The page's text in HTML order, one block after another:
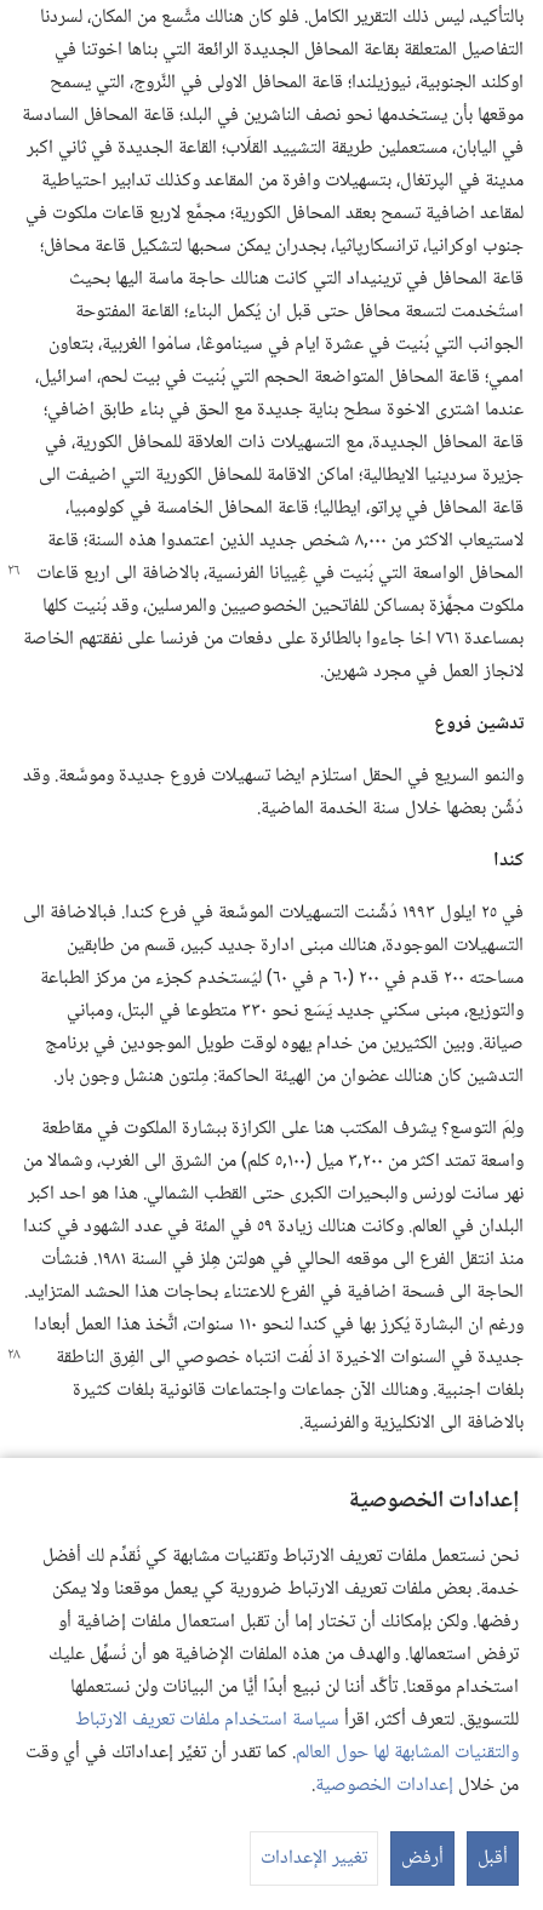
إعدادات الخصوصية
نحن نستعمل ملفات تعريف الارتباط وتقنيات مشابهة كي نُقدِّم لك أفضل
خدمة. بعض ملفات تعريف الارتباط ضرورية كي يعمل موقعنا ولا يمكن
رفضها. ولكن بإمكانك أن تختار إما أن تقبل استعمال ملفات إضافية أو
ترفض استعمالها. والهدف من هذه الملفات الإضافية هو أن نُسهِّل عليك
استخدام موقعنا. تأكَّد أننا لن نبيع أبدًا أيًّا من البيانات ولن نستعملها
للتسويق. لتعرف أكثر، اقرأسياسة استخدام ملفات تعريف الارتباط
والتقنيات المشابهة لها حول العالم. كما تقدر أن تغيِّر إعداداتك في أي وقت
من خلال إعدادات الخصوصية.
أقبل أرفض تغيير الإعدادات
بالتأكيد،‏ ليس ذلك التقرير الكامل.‏ فلو كان هنالك متَّسع من المكان،‏ لسردنا
التفاصيل المتعلقة بقاعة المحافل الجديدة الرائعة التي بناها اخوتنا في
اوكلند الجنوبية،‏ نيوزيلندا؛‏ قاعة المحافل الاولى في النَّروج،‏ التي يسمح
موقعها بأن يستخدمها نحو نصف الناشرين في البلد؛‏ قاعة المحافل السادسة
في اليابان،‏ مستعملين طريقة التشييد القلّاب؛‏ القاعة الجديدة في ثاني اكبر
مدينة في الپرتغال،‏ بتسهيلات وافرة من المقاعد وكذلك تدابير احتياطية
لمقاعد اضافية تسمح بعقد المحافل الكورية؛‏ مجمَّع لاربع قاعات ملكوت في
جنوب اوكرانيا،‏ ترانسكارپاثيا،‏ بجدران يمكن سحبها لتشكيل قاعة محافل؛‏
قاعة المحافل في ترينيداد التي كانت هنالك حاجة ماسة اليها بحيث
استُخدمت لتسعة محافل حتى قبل ان يُكمل البناء؛‏ القاعة المفتوحة
الجوانب التي بُنيت في عشرة ايام في سيناموڠا،‏ سامْوا الغربية،‏ بتعاون
اممي؛‏ قاعة المحافل المتواضعة الحجم التي بُنيت في بيت لحم،‏ اسرائيل،‏
عندما اشترى الاخوة سطح بناية جديدة مع الحق في بناء طابق اضافي؛‏
قاعة المحافل الجديدة،‏ مع التسهيلات ذات العلاقة للمحافل الكورية،‏ في
جزيرة سردينيا الايطالية؛‏ اماكن الاقامة للمحافل الكورية التي اضيفت الى
قاعة المحافل في پراتو،‏ ايطاليا؛‏ قاعة المحافل الخامسة في كولومبيا،‏
لاستيعاب الاكثر من ٠٠٠‏,٨ شخص جديد الذين اعتمدوا هذه السنة؛‏ قاعة
المحافل الواسعة التي بُنيت فيڠِييانا الفرنسية،‏ بالاضافة الى اربع قاعات
ملكوت مجهَّزة بمساكن للفاتحين الخصوصيين والمرسلين،‏ وقد بُنيت كلها
بمساعدة ٧٦١ اخا جاءوا بالطائرة على دفعات من فرنسا على نفقتهم الخاصة
لانجاز العمل في مجرد شهرين.‏
تدشين فروع
والنمو السريع في الحقل استلزم ايضا تسهيلات فروع جديدة وموسَّعة.‏ وقد
دُشِّن بعضها خلال سنة الخدمة الماضية.‏
كندا
في ٢٥ ايلول ١٩٩٣ دُشِّنت التسهيلات الموسَّعة في فرع كندا.‏ فبالاضافة الى
التسهيلات الموجودة،‏ هنالك مبنى ادارة جديد كبير،‏ قسم من طابقين
مساحته ٢٠٠ قدم في ٢٠٠ (‏٦٠ م في ٦٠)‏ ليُستخدم كجزء من مركز الطباعة
والتوزيع،‏ مبنى سكني جديد يَسَع نحو ٣٣٠ متطوعا في البتل،‏ ومباني
صيانة.‏ وبين الكثيرين من خدام يهوه لوقت طويل الموجودين في برنامج
التدشين كان هنالك عضوان من الهيئة الحاكمة:‏ مِلتون هنشل وجون بار.‏
ولِمَ التوسع؟‏ يشرف المكتب هنا على الكرازة ببشارة الملكوت في مقاطعة
واسعة تمتد اكثر من ٢٠٠‏,٣ ميل (‏١٠٠‏,٥ كلم)‏ من الشرق الى الغرب،‏ وشمالا من
نهر سانت لورنس والبحيرات الكبرى حتى القطب الشمالي.‏ هذا هو احد اكبر
البلدان في العالم.‏ وكانت هنالك زيادة ٥٩ في المئة في عدد الشهود في كندا
منذ انتقل الفرع الى موقعه الحالي في هولتن هِلز في السنة ١٩٨١.‏ فنشأت
الحاجة الى فسحة اضافية في الفرع للاعتناء بحاجات هذا الحشد المتزايد.‏
ورغم ان البشارة يُكرز بها في كندا لنحو ١١٠ سنوات،‏ اتَّخذ هذا العمل أبعادا
جديدة في السنوات الاخيرة اذ لُفت انتباه خصوصي الى الفِرق الناطقة
بلغات اجنبية.‏ وهنالك الآن جماعات واجتماعات قانونية بلغات كثيرة
بالاضافة الى الانكليزية والفرنسية.‏
في تاهيتي في ١١ كانون الاول ١٩٩٣.‏ ومِلتون هنشل،‏ عضو في الهيئة
الحاكمة،‏ الذي تكلَّم في برنامج التدشين،‏ ذكَّر كل الحاضرين ان الاهم ليس
جمال البناء بل العمل الذي سيجري داخل المبنى.‏
كان تشييد مبنى كهذا بالتبرعات الطوعية والعمل الطوعي ذا اهمية اخبارية
دون شك،‏ وقد تحدثت الاخبار التلفزيونية عن التدشين في برنامجها العالمي.‏
قبل اثنتين وستين سنة،‏ في السنة ١٩٣١،‏ وصل سيدني شِپرْد،‏ واحد من
شهود يهوه،‏ الى تاهيتي وحاول ان يكرز.‏ وتبعه فرانك دِيوَر.‏ ولكن لم يُسمح
تاهيتي وجزر پولينيزيا الفرنسية الاخرى.‏
سامْوا الغربية